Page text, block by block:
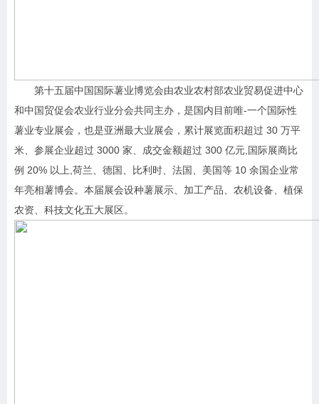
第十五届中国国际薯业博览会由农业农村部农业贸易促进中心
和中国贸促会农业行业分会共同主办，是国内目前唯-一个国际性
薯业专业展会，也是亚洲最大业展会，累计展览面积超过 30 万平
米、参展企业超过 3000 家、成交金额超过 300 亿元,国际展商比
例 20% 以上,荷兰、德国、比利时、法国、美国等 10 余国企业常
年亮相薯博会。本届展会设种薯展示、加工产品、农机设备、植保
农资、科技文化五大展区。